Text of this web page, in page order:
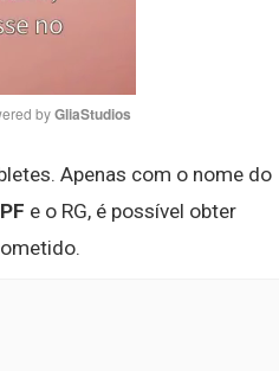
Mute
by GliaStudios
Apenas com o nome do
e o RG, é possível obter